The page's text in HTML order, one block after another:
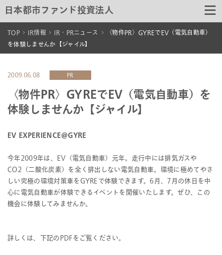
日本都市ファンド投資法人
TOP IR情報 IR・PRニュース
〈物件PR〉GYREでEV（電気自動車）
を体験しませんか【ジャイル】
2009.06.08 PR
〈物件PR〉GYREでEV（電気自動車）を
体験しませんか【ジャイル】
EV EXPERIENCE@GYRE
今年2009年は、EV（電気自動車）元年。走行中には排気ガスや
CO2（二酸化炭素）を全く排出しない電気自動車。環境に極めてやさ
しい究極の環境対策車をGYREで体験できます。6月、7月の休日を中
心に電気自動車が体験できるイベントを開催いたします。ぜひ、この
機会に体験してみませんか。
詳しくは、下記のPDFをご覧ください。